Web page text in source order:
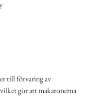
till förvaring av
gör att makaronerna